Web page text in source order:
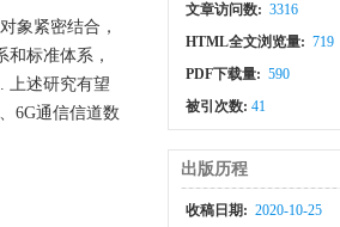
象紧密结合，
标准体系，
上述研究有望
6G通信信道数
文章访问数: 3316
HTML全文浏览量: 719
PDF下载量: 590
被引次数:41
出版历程
收稿日期: 2020-10-25